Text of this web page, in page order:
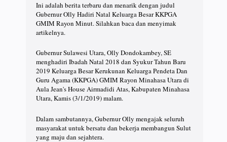
Ini adalah berita terbaru dan menarik dengan judul
Gubernur Olly Hadiri Natal Keluarga Besar KKPGA
GMIM Rayon Minut. Silahkan baca dan menyimak
artikelnya.
Gubernur Sulawesi Utara, Olly Dondokambey, SE
menghadiri Ibadah Natal 2018 dan Syukur Tahun Baru
2019 Keluarga Besar Kerukunan Keluarga Pendeta Dan
Guru Agama (KKPGA) GMIM Rayon Minahasa Utara di
Aula Jean's House Airmadidi Atas, Kabupaten Minahasa
Utara, Kamis (3/1/2019) malam.
Dalam sambutannya, Gubernur Olly mengajak seluruh
masyarakat untuk bersatu dan bekerja membangun Sulut
yang maju dan sejahtera.